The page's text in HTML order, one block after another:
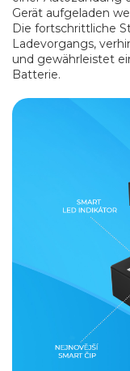
Gerät aufgeladen
Die fortschrittliche
Ladevorgangs,
und gewährleistet
Batterie.